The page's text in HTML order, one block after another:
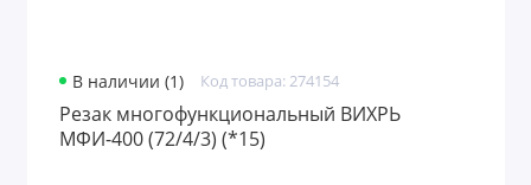
В наличии (1) Код товара: 274154
Резак многофункциональный ВИХРЬ
МФИ-400 (72/4/3) (*15)